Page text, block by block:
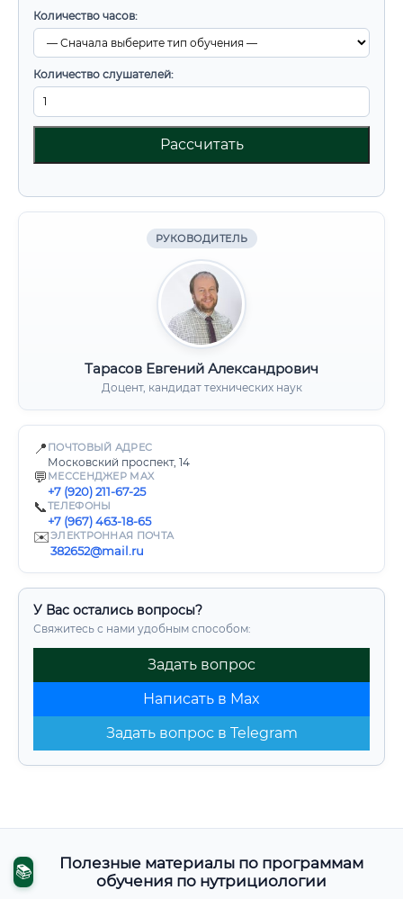
Количество часов:
Количество слушателей:
Рассчитать
РУКОВОДИТЕЛЬ
Тарасов Евгений Александрович
Доцент, кандидат технических наук
📍 ПОЧТОВЫЙ АДРЕС
Московский проспект, 14
💬 МЕССЕНДЖЕР MAX
+7 (920) 211-67-25
📞ТЕЛЕФОНЫ
+7 (967) 463-18-65
✉️ЭЛЕКТРОННАЯ ПОЧТА
382652@mail.ru
У Вас остались вопросы?
Свяжитесь с нами удобным способом:
Задать вопрос
Написать в Max
Задать вопрос в Telegram
📚
Полезные материалы по программам
обучения по нутрициологии